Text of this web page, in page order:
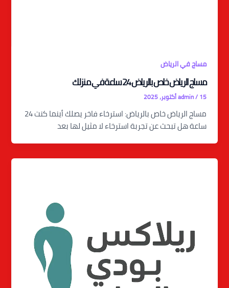
مساج في الرياض
مساج الرياض خاص بالرياض 24 ساعة في منزلك
admin/15 أكتوبر، 2025
مساج الرياض خاص بالرياض: استرخاء فاخر يصلك أينما كنت 24
ساعة هل تبحث عن تجربة استرخاء لا مثيل لها بعد